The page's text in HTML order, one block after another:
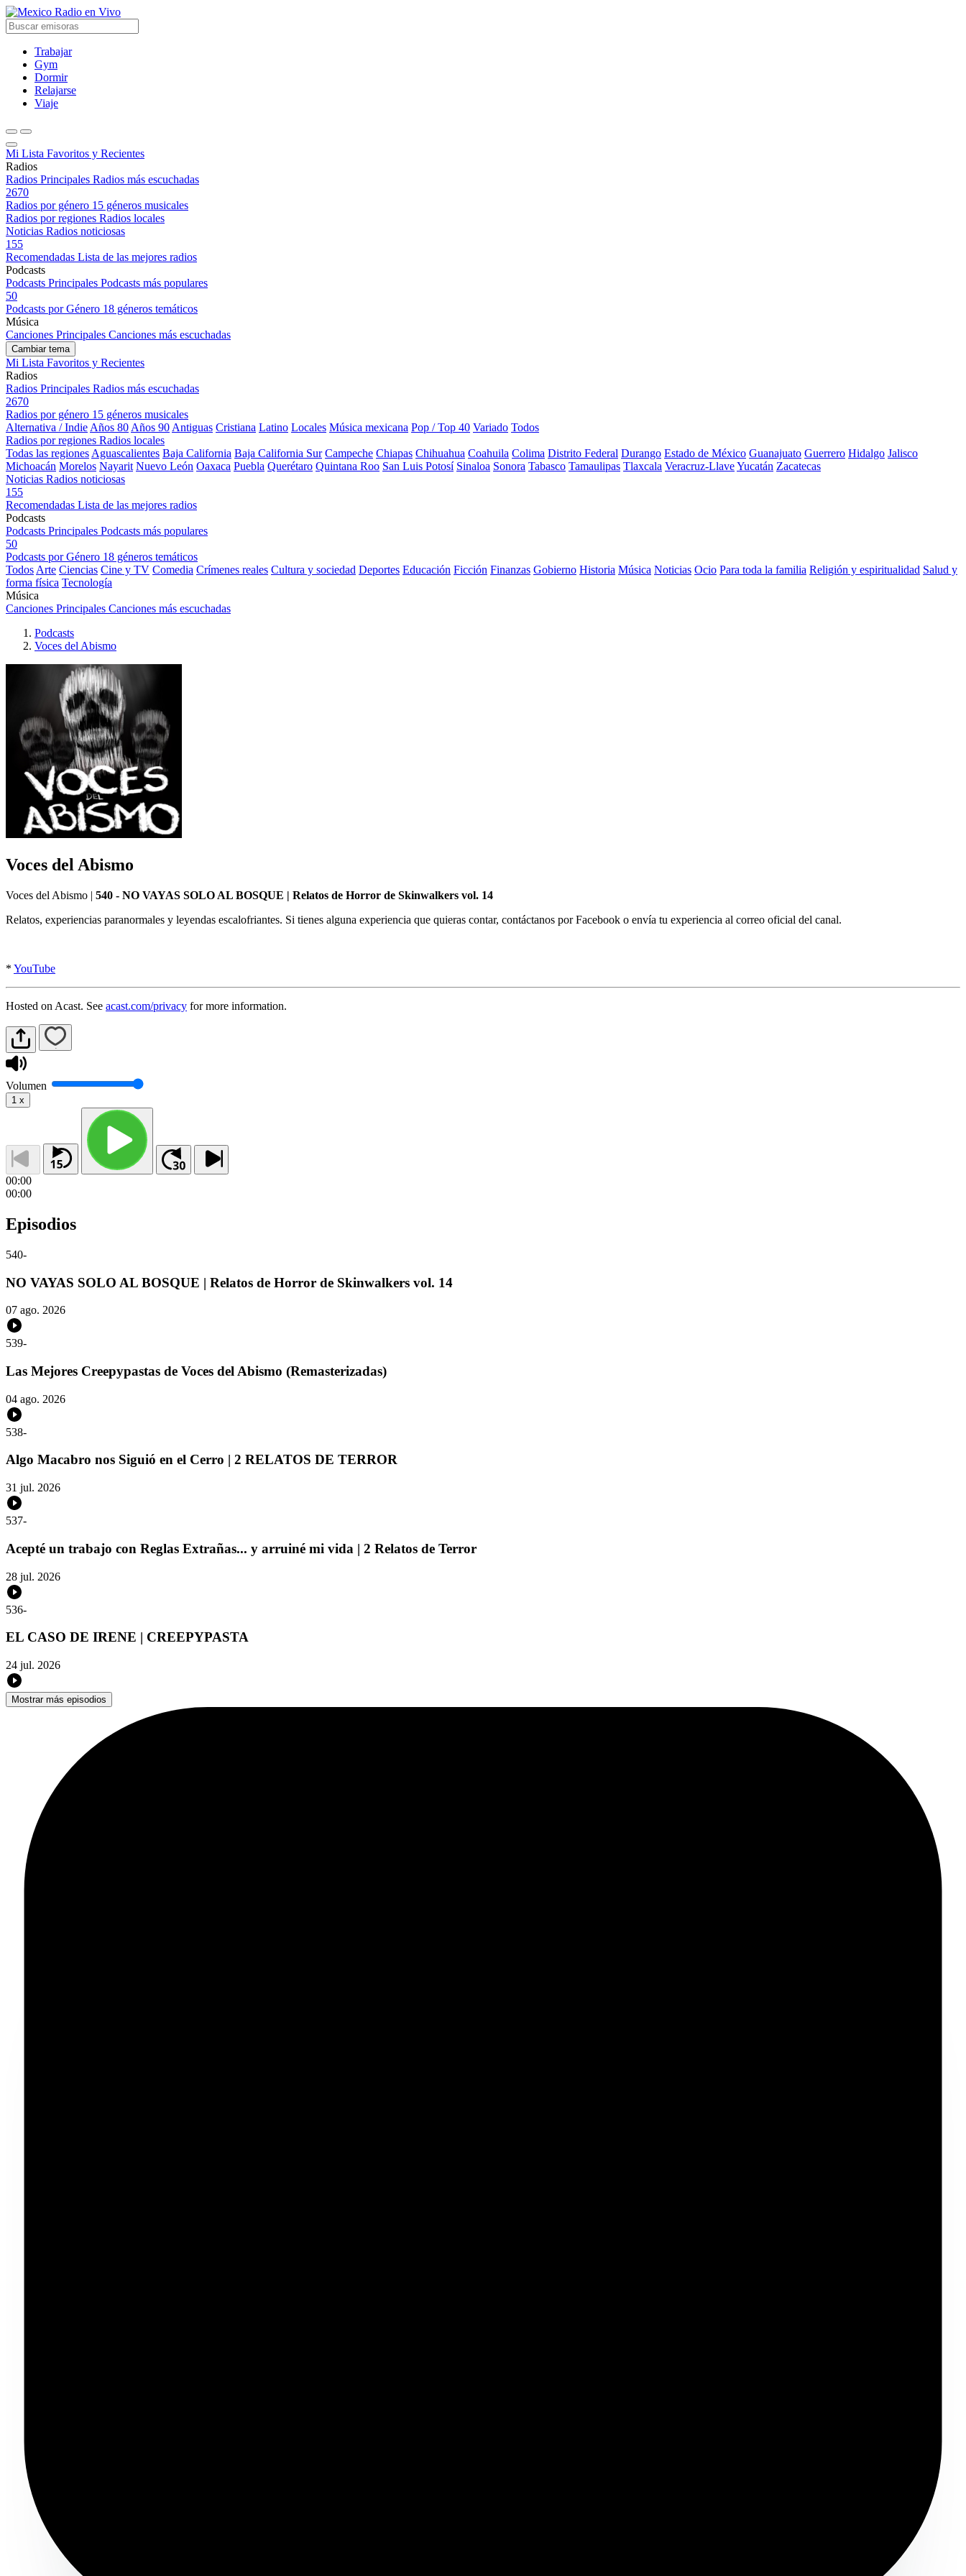
Radio en Vivo
Trabajar
Gym
Dormir
Relajarse
Viaje
Mi Lista Favoritos y Recientes
Radios
Radios Principales Radios más escuchadas
2670
Radios por género 15 géneros musicales
Radios por regiones Radios locales
Noticias Radios noticiosas
155
Recomendadas Lista de las mejores radios
Podcasts
Podcasts Principales Podcasts más populares
50
Podcasts por Género 18 géneros temáticos
Música
Canciones Principales Canciones más escuchadas
Cambiar tema
Mi Lista Favoritos y Recientes
Radios
Radios Principales Radios más escuchadas
2670
Radios por género 15 géneros musicales
Alternativa / Indie Años 80 Años 90 Antiguas Cristiana Latino Locales Música mexicana Pop / Top 40 Variado Todos
Radios por regiones Radios locales
Todas las regiones Aguascalientes Baja California Baja California Sur Campeche Chiapas Chihuahua Coahuila Colima Distrito Federal Durango Estado de México Guanajuato Guerrero Hidalgo Jalisco
Michoacán Morelos Nayarit Nuevo León Oaxaca Puebla Querétaro Quintana Roo San Luis Potosí Sinaloa Sonora Tabasco Tamaulipas Tlaxcala Veracruz-LlaveYucatán Zacatecas
Noticias Radios noticiosas
155
Recomendadas Lista de las mejores radios
Podcasts
Podcasts Principales Podcasts más populares
50
Podcasts por Género 18 géneros temáticos
Todos Arte Ciencias Cine y TV Comedia Crímenes reales Cultura y sociedad Deportes Educación Ficción Finanzas Gobierno Historia Música Noticias Ocio Para toda la familia Religión y espiritualidad Salud y
forma física Tecnología
Música
Canciones Principales Canciones más escuchadas
Podcasts
Voces del Abismo
Voces del Abismo
Voces del Abismo | 540 - NO VAYAS SOLO AL BOSQUE | Relatos de Horror de Skinwalkers vol. 14
Relatos, experiencias paranormales y leyendas escalofriantes. Si tienes alguna experiencia que quieras contar, contáctanos por Facebook o envía tu experiencia al correo oficial del canal.
* YouTube
Hosted on Acast. See acast.com/privacy for more information.
Volumen
1 x
00:00
00:00
Episodios
540-
NO VAYAS SOLO AL BOSQUE | Relatos de Horror de Skinwalkers vol. 14
07 ago. 2026
539-
Las Mejores Creepypastas de Voces del Abismo (Remasterizadas)
04 ago. 2026
538-
Algo Macabro nos Siguió en el Cerro | 2 RELATOS DE TERROR
31 jul. 2026
537-
Acepté un trabajo con Reglas Extrañas... y arruiné mi vida | 2 Relatos de Terror
28 jul. 2026
536-
EL CASO DE IRENE | CREEPYPASTA
24 jul. 2026
Mostrar más episodios